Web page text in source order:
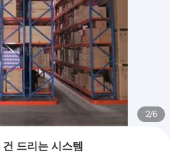
2/6
드리는 시스템